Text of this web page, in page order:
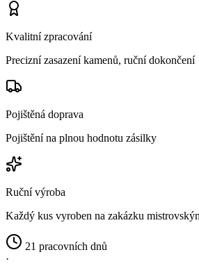
Kvalitní zpracování
Precizní zasazení kamenů, ruční dokončení
Pojištěná doprava
Pojištění na plnou hodnotu zásilky
Ruční výroba
Každý kus vyroben na zakázku
21 pracovních dnů
·